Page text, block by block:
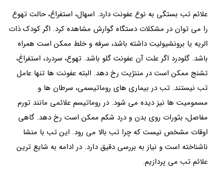
علائم تب بستگی به نوع عفونت دارد. اسهال، استفراغ، حالت تهوع
را می توان در مشکلات دستگاه گوارش مشاهده کرد. اگر کودک ذات
الریه یا برونشیولیت داشته باشد، سرفه و خلط ممکن است همراه
باشد. گلودرد اگر علت آن عفونت گلو باشد. تهوع، سردرد، استفراغ،
تشنج ممکن است در مننژیت رخ دهد. البته عفونت ها تنها عامل
تب نیستند. تب در بیماری های روماتیسمی، سرطان ها و
مسمومیت ها نیز دیده می شود. در روماتیسم علائمی مانند تورم
مفاصل، بثورات روی بدن و درد شکم ممکن است رخ دهد. گاهی
اوقات مشخص نیست که چرا تب بالا می رود. این تب با منشا
ناشناخته است و نیاز به بررسی دقیق دارد. در ادامه به شایع ترین
علائم تب می پردازیم.